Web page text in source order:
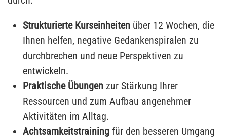
Strukturierte Kurseinheiten über 12 Wochen, die
Ihnen helfen, negative Gedankenspiralen zu
durchbrechen und neue Perspektiven zu
entwickeln.
Praktische Übungen zur Stärkung Ihrer
Ressourcen und zum Aufbau angenehmer
Aktivitäten im Alltag.
Achtsamkeitstraining für den besseren Umgang